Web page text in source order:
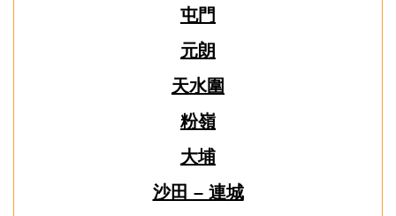
屯門
元朗
天水圍
粉嶺
大埔
沙田 – 連城